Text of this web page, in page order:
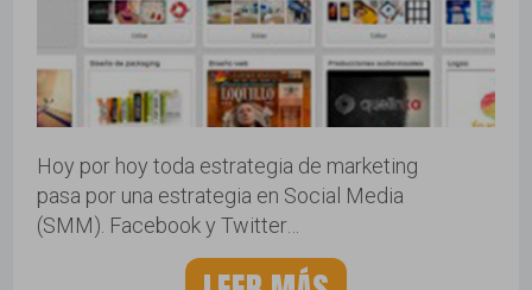
Hoy por hoy toda estrategia de marketing
pasa por una estrategia en Social Media
(SMM). Facebook y Twitter…